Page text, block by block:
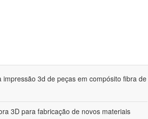
3d de peças em compósito fibra de
3D para fabricação de novos materiais